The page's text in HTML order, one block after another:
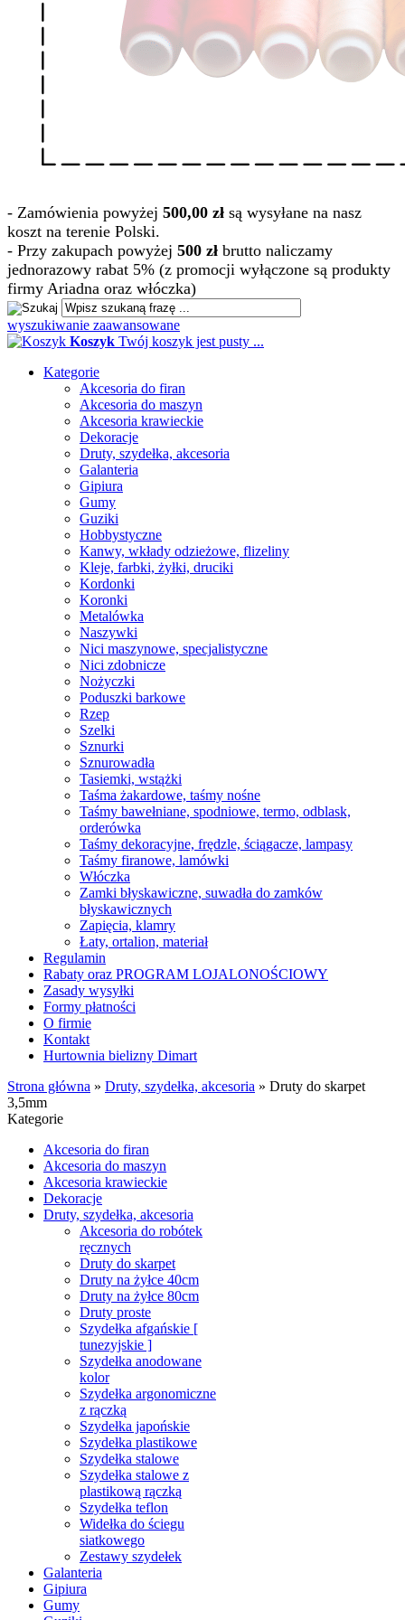
- Zamówienia powyżej 500,00 zł są wysyłane na nasz
koszt na terenie Polski.
- Przy zakupach powyżej 500 zł brutto naliczamy
jednorazowy rabat 5% (z promocji wyłączone są produkty
firmy Ariadna oraz włóczka)
wyszukiwanie zaawansowane
Koszyk Twój koszyk jest pusty ...
Kategorie
Akcesoria do firan
Akcesoria do maszyn
Akcesoria krawieckie
Dekoracje
Druty, szydełka, akcesoria
Galanteria
Gipiura
Gumy
Guziki
Hobbystyczne
Kanwy, wkłady odzieżowe, flizeliny
Kleje, farbki, żyłki, druciki
Kordonki
Koronki
Metalówka
Naszywki
Nici maszynowe, specjalistyczne
Nici zdobnicze
Nożyczki
Poduszki barkowe
Rzep
Szelki
Sznurki
Sznurowadła
Tasiemki, wstążki
Taśma żakardowe, taśmy nośne
Taśmy bawełniane, spodniowe, termo, odblask,
orderówka
Taśmy dekoracyjne, frędzle, ściągacze, lampasy
Taśmy firanowe, lamówki
Włóczka
Zamki błyskawiczne, suwadła do zamków
błyskawicznych
Zapięcia, klamry
Łaty, ortalion, materiał
Regulamin
Rabaty oraz PROGRAM LOJALONOŚCIOWY
Zasady wysyłki
Formy płatności
O firmie
Kontakt
Hurtownia bielizny Dimart
Strona główna » Druty, szydełka, akcesoria » Druty do skarpet
3,5mm
Kategorie
Akcesoria do firan
Akcesoria do maszyn
Akcesoria krawieckie
Dekoracje
Druty, szydełka, akcesoria
Akcesoria do robótek
ręcznych
Druty do skarpet
Druty na żyłce 40cm
Druty na żyłce 80cm
Druty proste
Szydełka afgańskie [
tunezyjskie ]
Szydełka anodowane
kolor
Szydełka argonomiczne
z rączką
Szydełka japońskie
Szydełka plastikowe
Szydełka stalowe
Szydełka stalowe z
plastikową rączką
Szydełka teflon
Widełka do ściegu
siatkowego
Zestawy szydełek
Galanteria
Gipiura
Gumy